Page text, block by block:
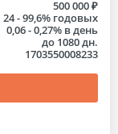
500 000 ₽
24 - 99,6% годовых
0,06 - 0,27% в день
до 1080 дн.
1703550008233